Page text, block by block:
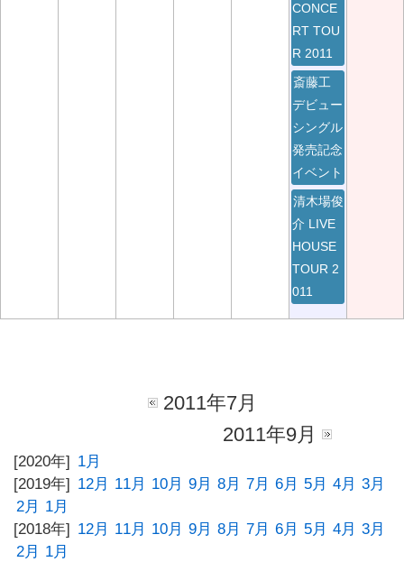
清木場俊
介 LIVE
HOUSE
TOUR 2
011
CONCE
RT TOU
R 2011
斎藤工
デビュー
シングル
発売記念
イベント
2011年7月
2011年9月
[2020年]
1月
[2019年]
12月 11月 10月 9月 8月 7月 6月 5月 4月 3月
2月
1月
[2018年]
12月 11月 10月 9月 8月 7月 6月 5月 4月 3月
2月
1月